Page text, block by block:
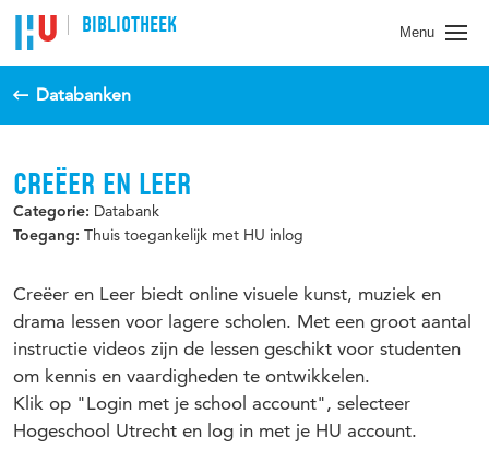
BIBLIOTHEEK Menu
Databanken
CREËER EN LEER
Categorie: Databank
Toegang: Thuis toegankelijk met HU inlog
Creëer en Leer biedt online visuele kunst, muziek en
drama lessen voor lagere scholen. Met een groot aantal
instructie videos zijn de lessen geschikt voor studenten
om kennis en vaardigheden te ontwikkelen.
Klik op "Login met je school account", selecteer
Hogeschool Utrecht en log in met je HU account.